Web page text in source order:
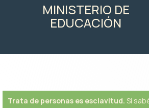
MINISTERIO DE
EDUCACIÓN
Trata de personas es esclavitud. Si